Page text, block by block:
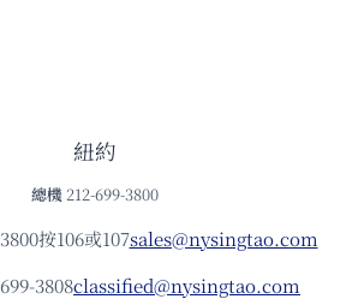
紐約
總機 212-699-3800
按106或107sales@nysingtao.com
3808classified@nysingtao.com